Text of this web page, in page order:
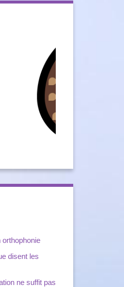
disent les
ne suffit pas